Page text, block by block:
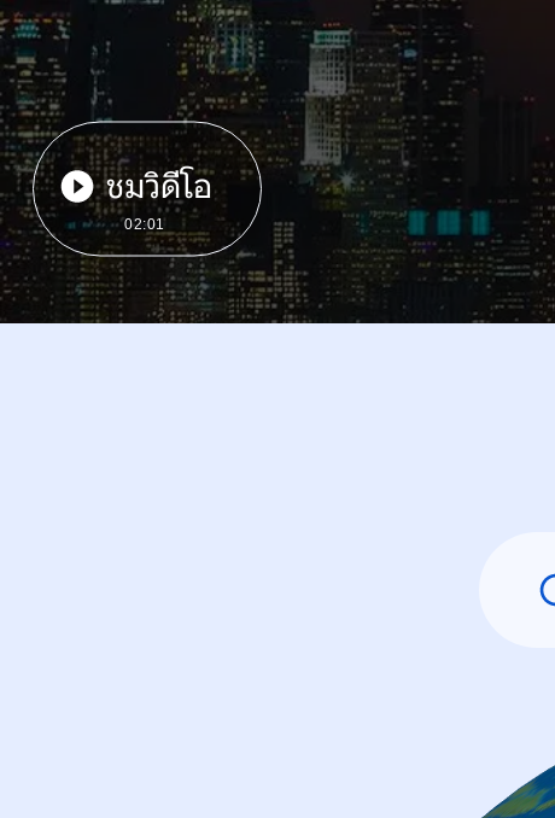
ชมวิดีโอ
02:01